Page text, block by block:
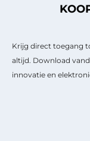
Krijg direct toegang
altijd. Download
innovatie en